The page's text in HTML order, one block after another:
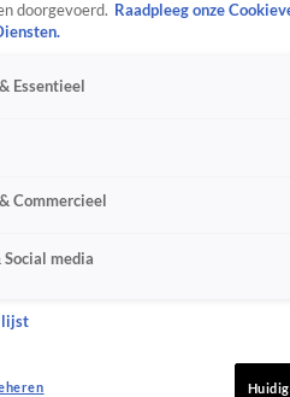
doorgevoerd. Raadpleeg onze
Essentieel
Commercieel
media
lijst